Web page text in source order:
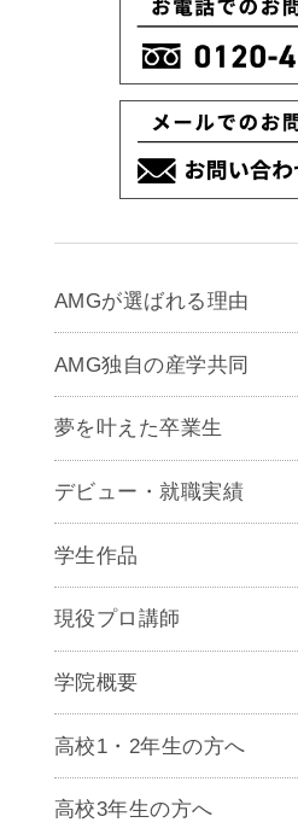
AMGが選ばれる理由
AMG独自の産学共同
夢を叶えた卒業生
デビュー・就職実績
学生作品
現役プロ講師
学院概要
高校1・2年生の方へ
高校3年生の方へ